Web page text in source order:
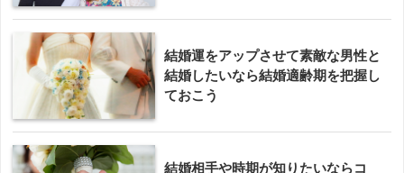
結婚運をアップさせて素敵な男性と
結婚したいなら結婚適齢期を把握し
ておこう
結婚相手や時期が知りたいならコ